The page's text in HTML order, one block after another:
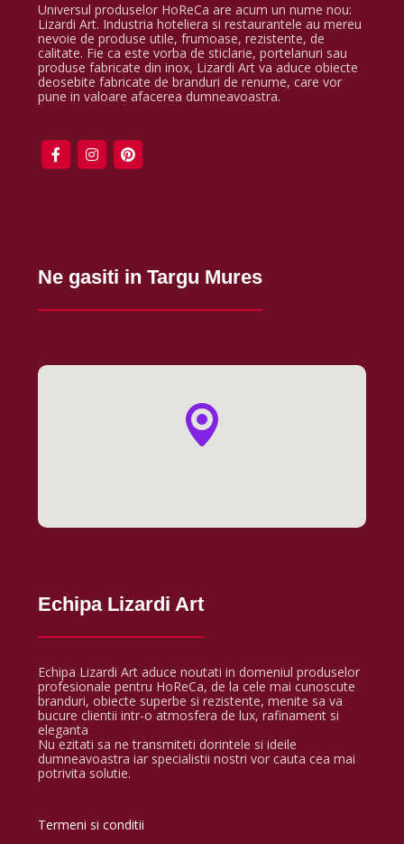
Universul produselor HoReCa are acum un nume nou:
Lizardi Art. Industria hoteliera si restaurantele au mereu
nevoie de produse utile, frumoase, rezistente, de
calitate. Fie ca este vorba de sticlarie, portelanuri sau
produse fabricate din inox, Lizardi Art va aduce obiecte
deosebite fabricate de branduri de renume, care vor
pune in valoare afacerea dumneavoastra.
Ne gasiti in Targu Mures
Echipa Lizardi Art
Echipa Lizardi Art aduce noutati in domeniul produselor
profesionale pentru HoReCa, de la cele mai cunoscute
branduri, obiecte superbe si rezistente, menite sa va
bucure clientii intr-o atmosfera de lux, rafinament si
eleganta
Nu ezitati sa ne transmiteti dorintele si ideile
dumneavoastra iar specialistii nostri vor cauta cea mai
potrivita solutie.
Termeni si conditii